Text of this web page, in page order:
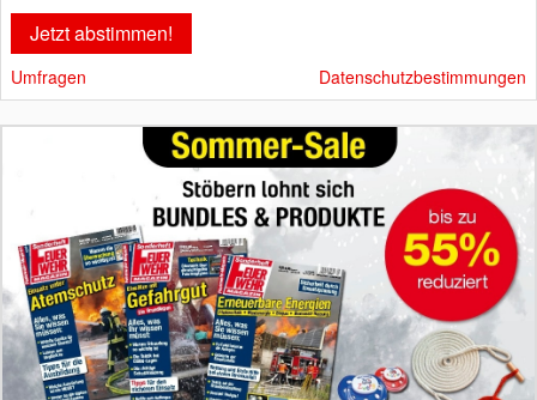
Umfragen Datenschutzbestimmungen